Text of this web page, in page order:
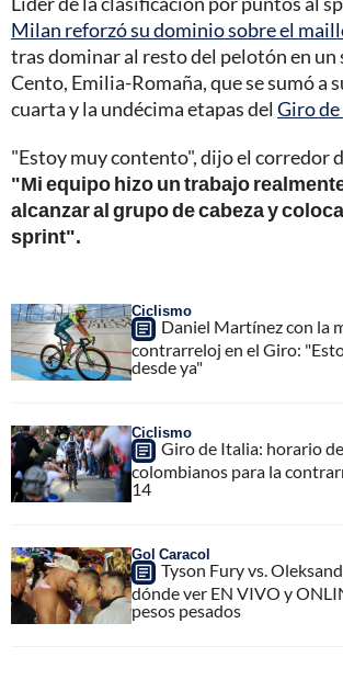
Milan reforzó su dominio sobre el
tras dominar al resto del pelotón en un
Cento, Emilia-Romaña, que se sumó a
cuarta y la undécima etapas del Giro
"Estoy muy contento", dijo el corredor
"Mi equipo hizo un trabajo
alcanzar al grupo de cabeza y
sprint".
Ciclismo
Daniel Martínez con la
contrarreloj en el Giro:
desde ya"
Ciclismo
Giro de Italia: horario
colombianos para la
14
Gol Caracol
Tyson Fury vs.
dónde ver EN VIVO y
pesos pesados